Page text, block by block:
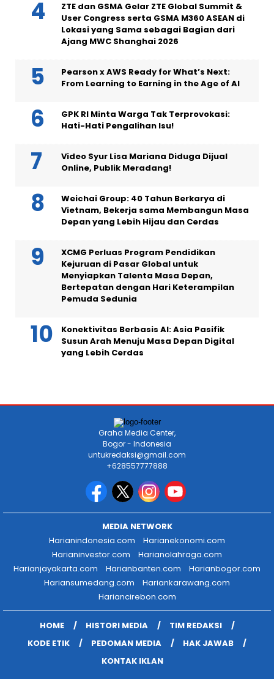
ZTE dan GSMA Gelar ZTE Global Summit &
User Congress serta GSMA M360 ASEAN di
Lokasi yang Sama sebagai Bagian dari
Ajang MWC Shanghai 2026
Pearson x AWS Ready for What’s Next:
From Learning to Earning in the Age of AI
GPK RI Minta Warga Tak Terprovokasi:
Hati-Hati Pengalihan Isu!
Video Syur Lisa Mariana Diduga Dijual
Online, Publik Meradang!
Weichai Group: 40 Tahun Berkarya di
Vietnam, Bekerja sama Membangun Masa
Depan yang Lebih Hijau dan Cerdas
XCMG Perluas Program Pendidikan
Kejuruan di Pasar Global untuk
Menyiapkan Talenta Masa Depan,
Bertepatan dengan Hari Keterampilan
Pemuda Sedunia
Konektivitas Berbasis AI: Asia Pasifik
Susun Arah Menuju Masa Depan Digital
yang Lebih Cerdas
Graha Media Center,
Bogor - Indonesia
untukredaksi@gmail.com
+628557777888
MEDIA NETWORK
Harianindonesia.com
Harianekonomi.com
Harianinvestor.com
Harianolahraga.com
Harianjayakarta.com
Harianbanten.com
Harianbogor.com
Hariansumedang.com
Hariankarawang.com
Hariancirebon.com
HOME HISTORI MEDIA
TIM REDAKSI
KODE ETIK
PEDOMAN MEDIA
HAK JAWAB
KONTAK IKLAN